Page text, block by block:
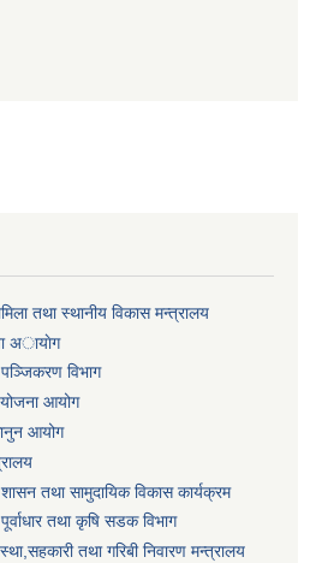
तथा स्थानीय विकास मन्त्रालय
अायाेग
विभाग
योजना आयोग
आयोग
तथा सामुदायिक विकास कार्यक्रम
तथा कृषि सडक विभाग
तथा गरिबी निवारण मन्त्रालय